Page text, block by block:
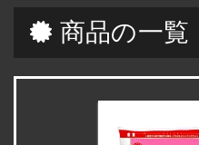
商品の一覧